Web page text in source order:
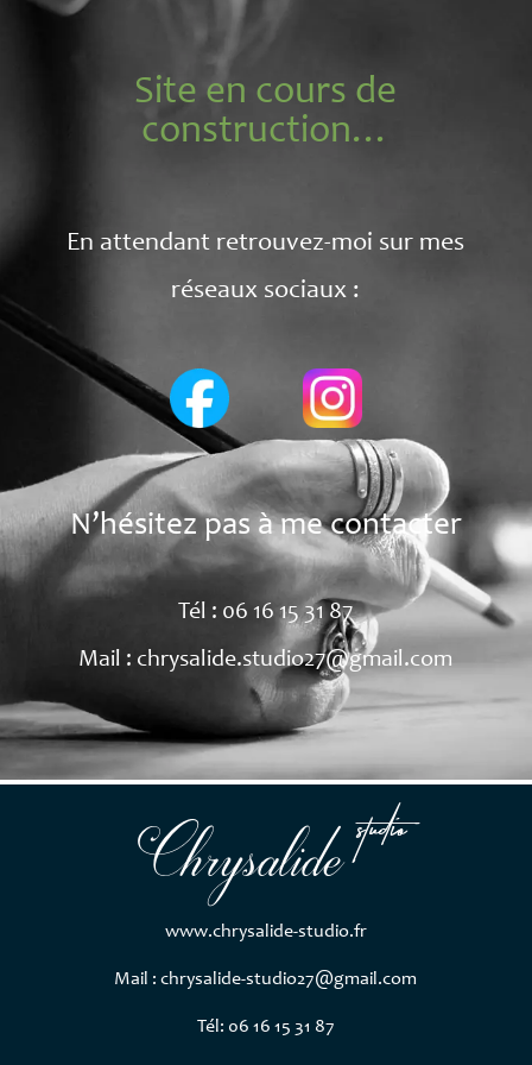
Site en cours de
construction…
En attendant retrouvez-moi sur mes
réseaux sociaux :
N’hésitez pas à me contacter
Tél : 06 16 15 31 87
Mail : chrysalide.studio27@gmail.com
Chrysalidestudio
www.chrysalide-studio.fr
Mail : chrysalide-studio27@gmail.com
Tél: 06 16 15 31 87